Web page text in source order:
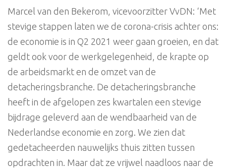
Marcel van den Bekerom, vicevoorzitter VvDN: ‘Met
stevige stappen laten we de corona-crisis achter ons:
de economie is in Q2 2021 weer gaan groeien, en dat
geldt ook voor de werkgelegenheid, de krapte op
de arbeidsmarkt en de omzet van de
detacheringsbranche. De detacheringsbranche
heeft in de afgelopen zes kwartalen een stevige
bijdrage geleverd aan de wendbaarheid van de
Nederlandse economie en zorg. We zien dat
gedetacheerden nauwelijks thuis zitten tussen
opdrachten in. Maar dat ze vrijwel naadloos naar de